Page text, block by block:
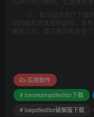
三、我站提供用户下载
您的版权或其他利益的，若
审查之后，情况属实的会在
实用软件
# icecreampdfeditor下载
# icepdfeditor破解版下载